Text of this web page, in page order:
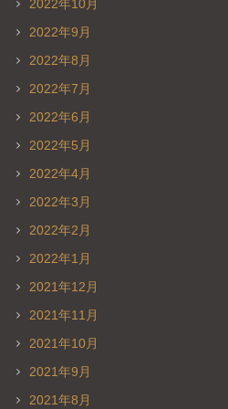
2022年10月
2022年9月
2022年8月
2022年7月
2022年6月
2022年5月
2022年4月
2022年3月
2022年2月
2022年1月
2021年12月
2021年11月
2021年10月
2021年9月
2021年8月